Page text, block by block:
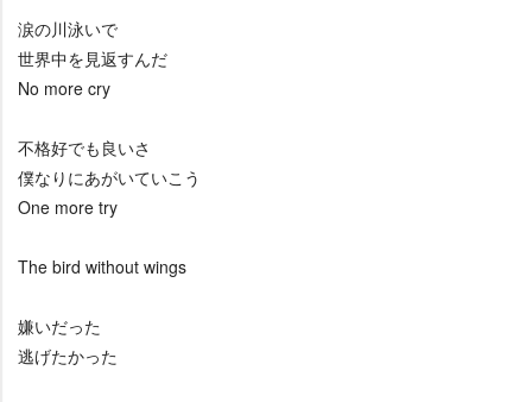
涙の川泳いで
世界中を見返すんだ
No more cry
不格好でも良いさ
僕なりにあがいていこう
One more try
The bird without wings
嫌いだった
逃げたかった